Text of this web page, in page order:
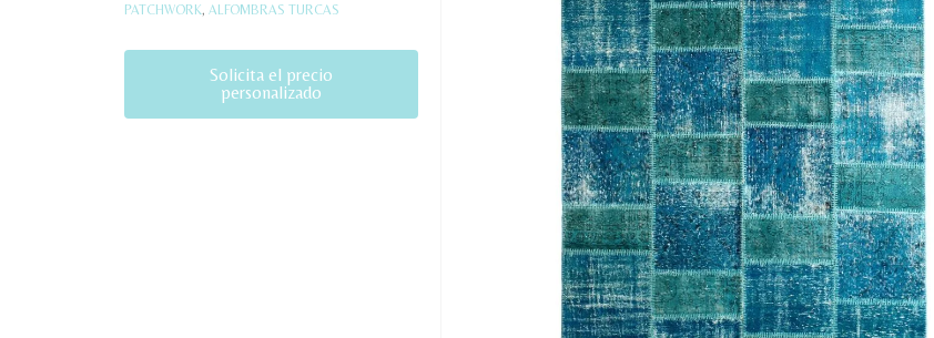
PATCHWORK, ALFOMBRAS TURCAS
Solicita el precio
personalizado